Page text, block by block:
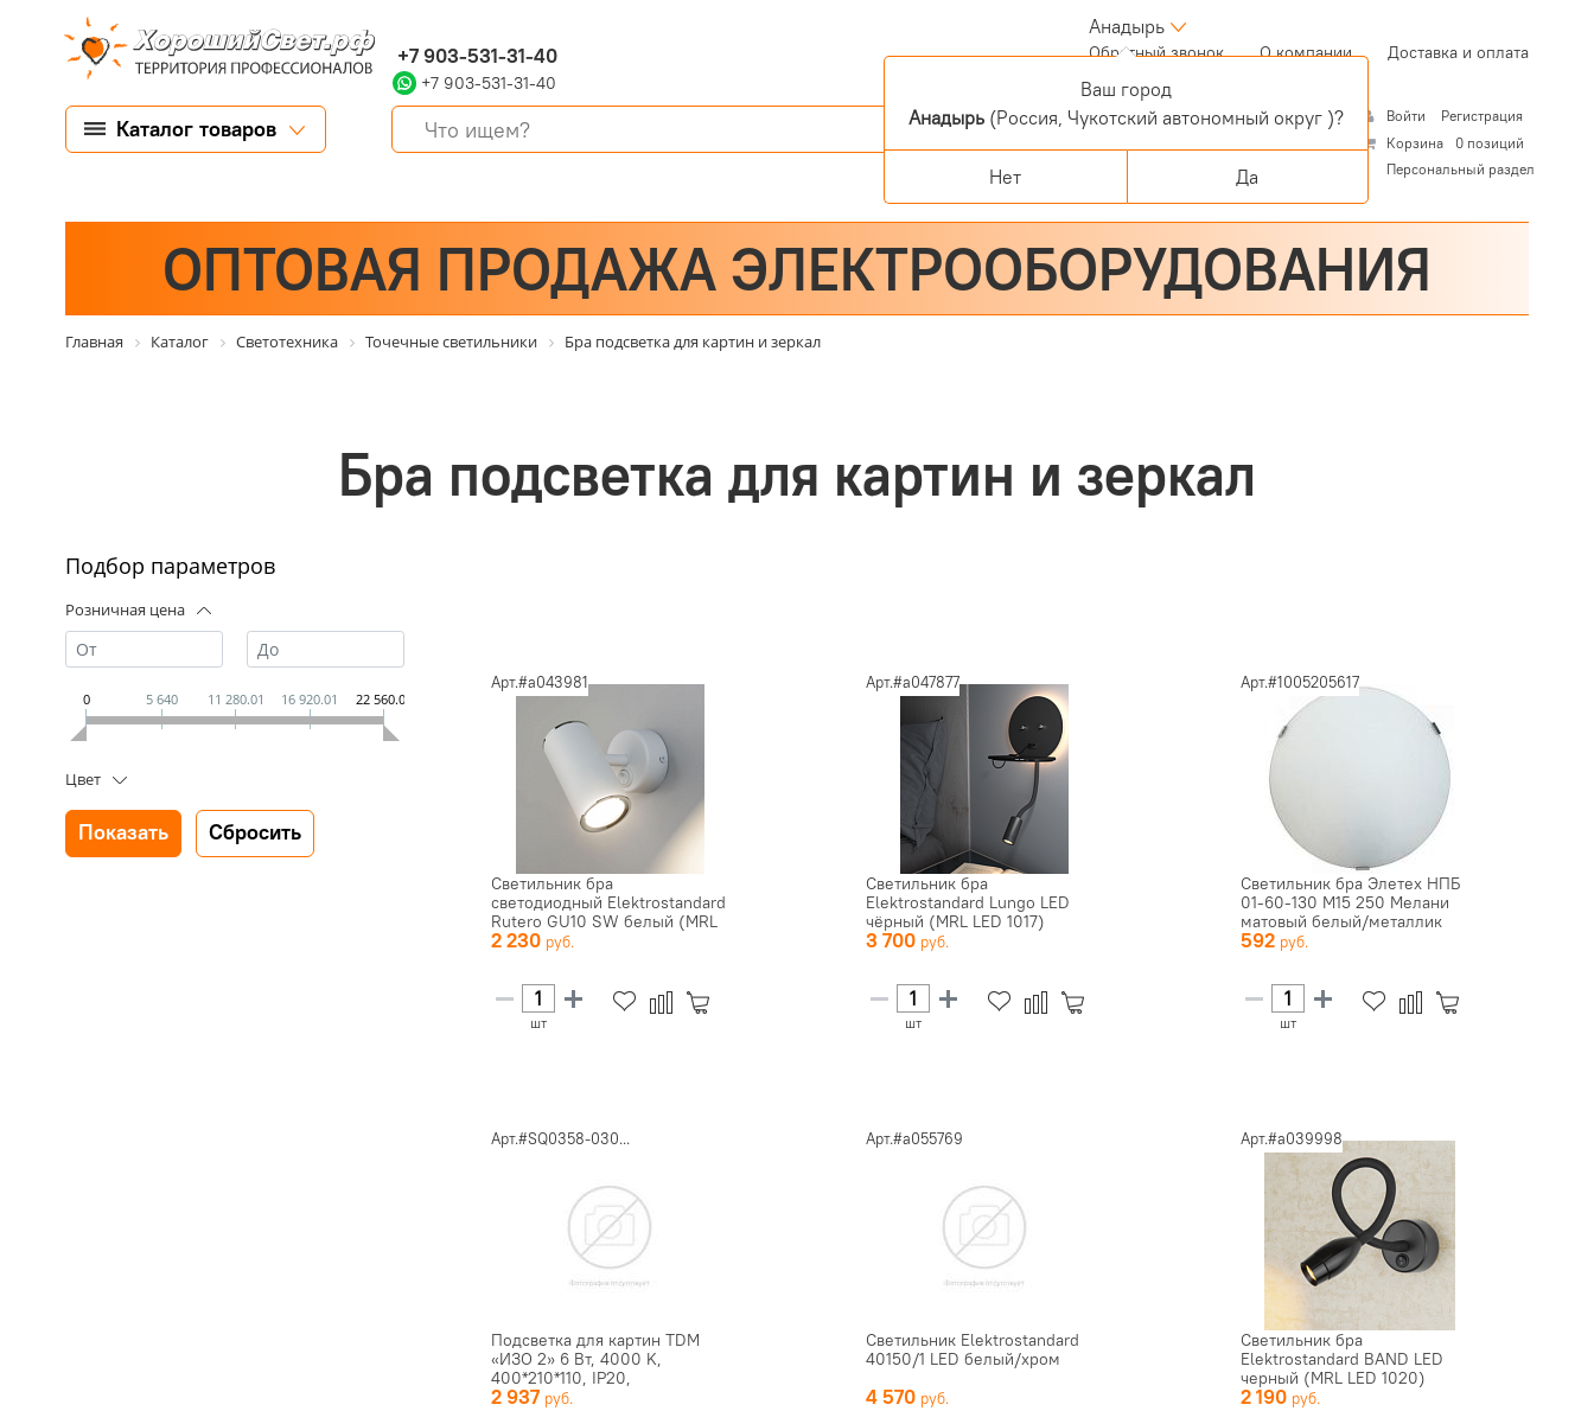
+7 903-531-31-40
+7 903-531-31-40
Анадырь
Обратный звонок(current)О компании Доставка и оплата
Каталог товаров Войти
Регистрация
Корзина
0 позиций
Персональный раздел
ОПТОВАЯ ПРОДАЖА ЭЛЕКТРООБОРУДОВАНИЯ
Главная Каталог Светотехника Точечные светильники Бра подсветка для картин и зеркал
Бра подсветка для картин и зеркал
Подбор параметров
Розничная цена
0 5 640 11 280.01 16 920.01 22 560.01
Цвет
Арт.#a043981
Светильник бра
светодиодный Elektrostandard
Rutero GU10 SW белый (MRL
1003)
2 230
шт
Арт.#a047877
Светильник бра
Elektrostandard Lungo LED
чёрный (MRL LED 1017)
3 700
шт
Арт.#1005205617
Светильник бра Элетех НПБ
01-60-130 М15 250 Мелани
матовый белый/металлик
592
шт
Арт.#SQ0358-030...
Подсветка для картин TDM
«ИЗО 2» 6 Вт, 4000 K,
400*210*110, IP20,
сатиниров...
2 937
Арт.#a055769
Светильник Elektrostandard
40150/1 LED белый/хром
4 570
Арт.#a039998
Cветильник бра
Elektrostandard BAND LED
черный (MRL LED 1020)
2 190
Ваш город
Анадырь (Россия, Чукотский автономный округ )?
Нет Да